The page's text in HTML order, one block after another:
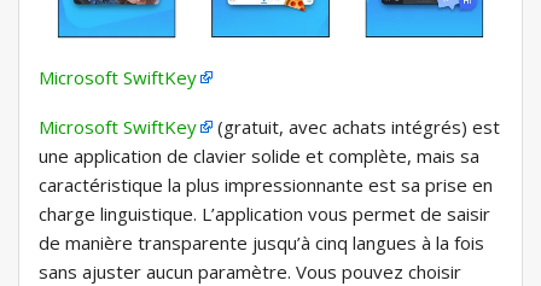
Microsoft SwiftKey
Microsoft SwiftKey
(gratuit, avec achats intégrés) est
une application de clavier solide et complète, mais sa
caractéristique la plus impressionnante est sa prise en
charge linguistique. L’application vous permet de saisir
de manière transparente jusqu’à cinq langues à la fois
sans ajuster aucun paramètre. Vous pouvez choisir